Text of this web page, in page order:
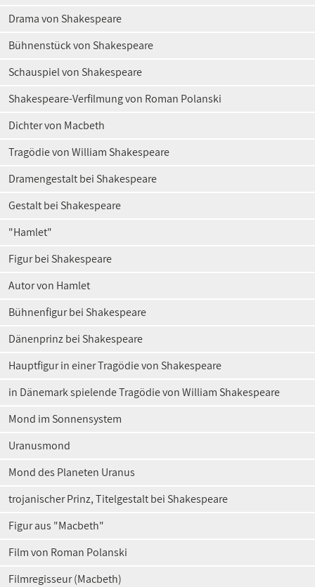
Drama von Shakespeare
Bühnenstück von Shakespeare
Schauspiel von Shakespeare
Shakespeare-Verfilmung von Roman Polanski
Dichter von Macbeth
Tragödie von William Shakespeare
Dramengestalt bei Shakespeare
Gestalt bei Shakespeare
"Hamlet"
Figur bei Shakespeare
Autor von Hamlet
Bühnenfigur bei Shakespeare
Dänenprinz bei Shakespeare
Hauptfigur in einer Tragödie von Shakespeare
in Dänemark spielende Tragödie von William Shakespeare
Mond im Sonnensystem
Uranusmond
Mond des Planeten Uranus
trojanischer Prinz, Titelgestalt bei Shakespeare
Figur aus "Macbeth"
Film von Roman Polanski
Filmregisseur (Macbeth)